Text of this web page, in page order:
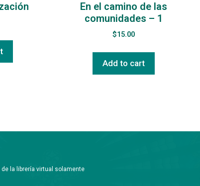
En el camino de las
comunidades – 1
$15.00
Add to cart
de la librería virtual solamente